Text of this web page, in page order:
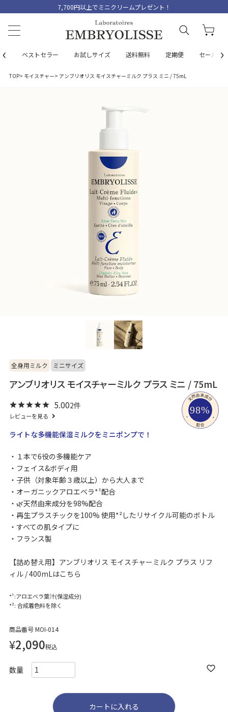
7,700円以上でミニクリームプレゼント！
‹ ベストセラー お試しサイズ 送料無料 定期便 セール ›
TOP モイスチャー アンブリオリス モイスチャーミルク プラス ミニ / 75mL
全身用ミルク ミニサイズ
アンブリオリス モイスチャーミルク プラス ミニ / 75mL
レビューを見る
5.002
ライトな多機能保湿ミルクをミニポンプで！
１本で6役の多機能ケア
フェイス&ボディ用
子供（対象年齢３歳以上）から大人まで
オーガニックアロエベラ*¹配合
🌿天然由来成分を98%配合
再生プラスチックを100% 使用*²したリサイクル可能のボトル
すべての肌タイプに
フランス製
【詰め替え用】アンブリオリス モイスチャーミルク プラス リフ
ィル / 400mLはこちら
*¹:アロエベラ葉汁(保湿成分)
*²: 合成着色料を除く
商品番号MOI-014
¥2,090税込
カートに入れる